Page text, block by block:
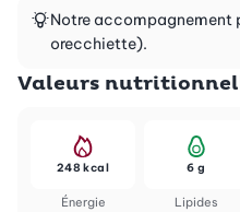
Notre accompagnement
orecchiette).
Valeurs
Énergie
248 kcal
Lipides
6 g